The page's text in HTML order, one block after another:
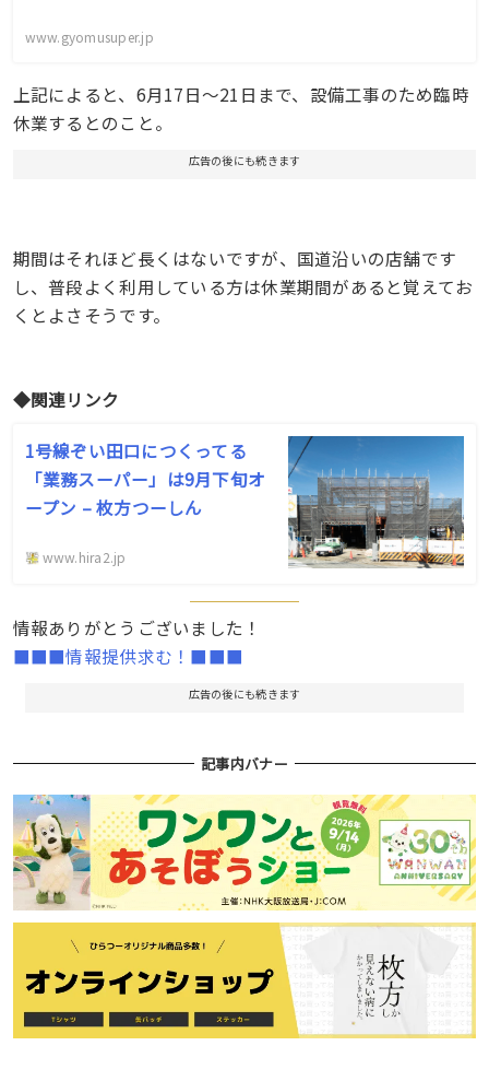
www.gyomusuper.jp
上記によると、6月17日～21日まで、設備工事のため臨時
休業するとのこと。
広告の後にも続きます
期間はそれほど長くはないですが、国道沿いの店舗です
し、普段よく利用している方は休業期間があると覚えてお
くとよさそうです。
◆関連リンク
1号線ぞい田口につくってる
「業務スーパー」は9月下旬オ
ープン – 枚方つーしん
www.hira2.jp
情報ありがとうございました！
■■■情報提供求む！■■■
広告の後にも続きます
記事内バナー